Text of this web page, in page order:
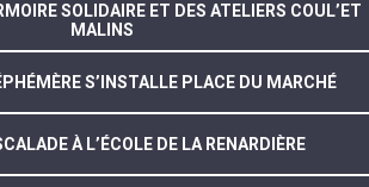
SOLIDAIRE ET DES ATELIERS COUL’ET
MALINS
S’INSTALLE PLACE DU MARCHÉ
À L’ÉCOLE DE LA RENARDIÈRE